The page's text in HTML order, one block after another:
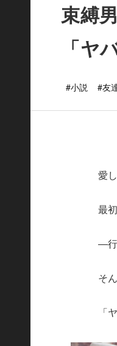
束縛
「ヤ
#小説 #友
愛
最
―行
そ
「